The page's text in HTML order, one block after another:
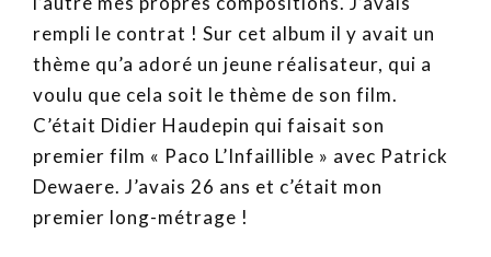
rempli le contrat ! Sur cet album il y avait un
thème qu’a adoré un jeune réalisateur, qui a
voulu que cela soit le thème de son film.
C’était Didier Haudepin qui faisait son
premier film « Paco L’Infaillible » avec Patrick
Dewaere. J’avais 26 ans et c’était mon
premier long-métrage !